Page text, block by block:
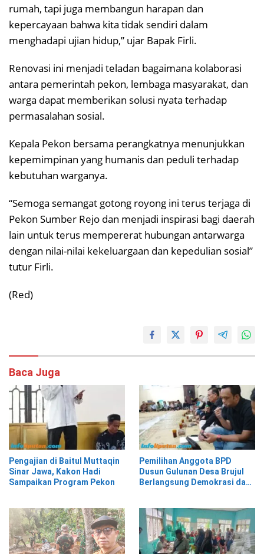
rumah, tapi juga membangun harapan dan
kepercayaan bahwa kita tidak sendiri dalam
menghadapi ujian hidup,” ujar Bapak Firli.
Renovasi ini menjadi teladan bagaimana kolaborasi
antara pemerintah pekon, lembaga masyarakat, dan
warga dapat memberikan solusi nyata terhadap
permasalahan sosial.
Kepala Pekon bersama perangkatnya menunjukkan
kepemimpinan yang humanis dan peduli terhadap
kebutuhan warganya.
“Semoga semangat gotong royong ini terus terjaga di
Pekon Sumber Rejo dan menjadi inspirasi bagi daerah
lain untuk terus mempererat hubungan antarwarga
dengan nilai-nilai kekeluargaan dan kepedulian sosial”
tutur Firli.
(Red)
Baca Juga
Pengajian di Baitul Muttaqin
Sinar Jawa, Kakon Hadi
Sampaikan Program Pekon
Pemilihan Anggota BPD
Dusun Gulunan Desa Brujul
Berlangsung Demokrasi dan